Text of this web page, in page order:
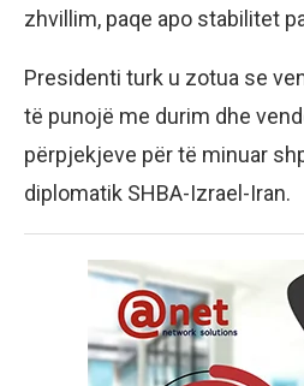
zhvillim, paqe apo stabilitet
Presidenti turk u zotua se
të punojë me durim dhe
përpjekjeve për të minuar
diplomatik SHBA-Izrael-Iran.